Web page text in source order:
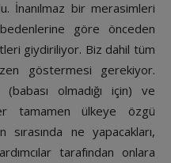
İnanılmaz bir merasimleri
göre önceden
giydiriliyor. Biz dahil tüm
göstermesi gerekiyor.
olmadığı için) ve
tamamen ülkeye özgü
ne yapacakları,
tarafından onlara